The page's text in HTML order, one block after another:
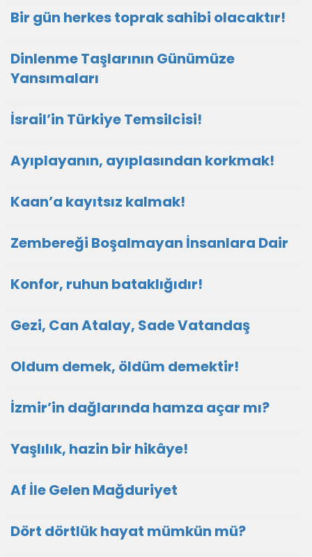
Bir gün herkes toprak sahibi olacaktır!
Dinlenme Taşlarının Günümüze
Yansımaları
İsrail’in Türkiye Temsilcisi!
Ayıplayanın, ayıplasından korkmak!
Kaan’a kayıtsız kalmak!
Zembereği Boşalmayan İnsanlara Dair
Konfor, ruhun bataklığıdır!
Gezi, Can Atalay, Sade Vatandaş
Oldum demek, öldüm demektir!
İzmir’in dağlarında hamza açar mı?
Yaşlılık, hazin bir hikâye!
Af İle Gelen Mağduriyet
Dört dörtlük hayat mümkün mü?